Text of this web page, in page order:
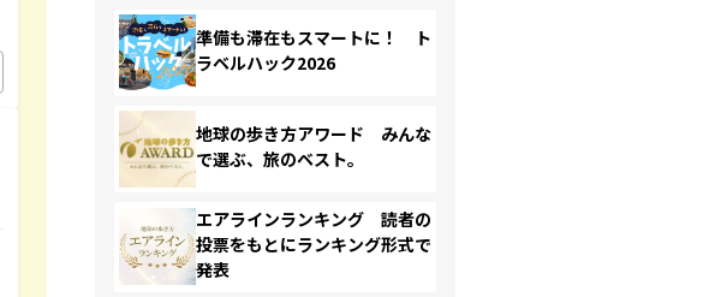
準備も滞在もスマートに！ ト
ラベルハック2026
地球の歩き方アワード みんな
で選ぶ、旅のベスト。
エアラインランキング 読者の
投票をもとにランキング形式で
発表